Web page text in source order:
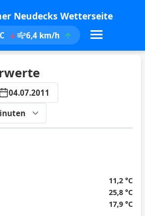
Neudecks Wetterseite
6,4 km/h
04.07.2011
11,2 °C
25,8 °C
17,9 °C